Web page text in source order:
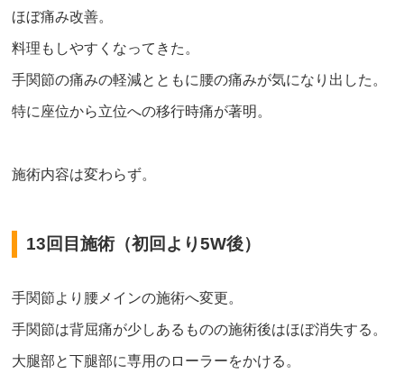
ほぼ痛み改善。
料理もしやすくなってきた。
手関節の痛みの軽減とともに腰の痛みが気になり出した。
特に座位から立位への移行時痛が著明。
施術内容は変わらず。
13回目施術（初回より5W後）
手関節より腰メインの施術へ変更。
手関節は背屈痛が少しあるものの施術後はほぼ消失する。
大腿部と下腿部に専用のローラーをかける。